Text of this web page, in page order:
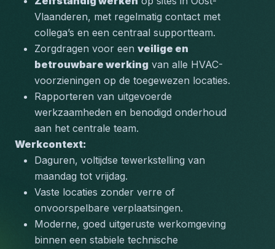
Vlaanderen, met regelmatig contact met
collega’s en een centraal supportteam.
Zorgdragen voor een veilige en
betrouwbare werking van alle HVAC-
voorzieningen op de toegewezen locaties.
Rapporteren van uitgevoerde
werkzaamheden en benodigd onderhoud
aan het centrale team.
Werkcontext:
Daguren, voltijdse tewerkstelling van
maandag tot vrijdag.
Vaste locaties zonder verre of
onvoorspelbare verplaatsingen.
Moderne, goed uitgeruste werkomgeving
binnen een stabiele technische